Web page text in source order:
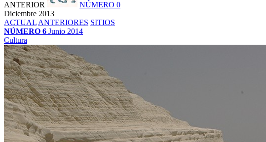
ANTERIOR
NÚMERO 0
Diciembre 2013
ACTUAL ANTERIORES SITIOS
NÚMERO 6 Junio 2014
Cultura